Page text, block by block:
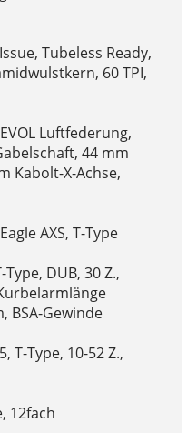
Tubeless Ready,
60 TPI,
Luftfederung,
44 mm
Kabolt-X-Achse,
AXS, T-Type
Type, DUB, 30 Z.,
BSA-Gewinde
T-Type, 10-52 Z.,
12fach